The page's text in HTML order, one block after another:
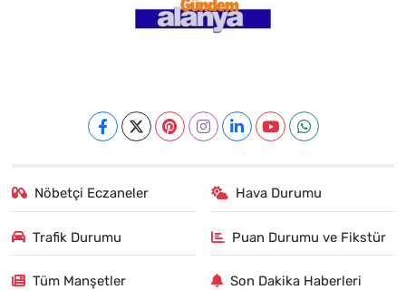
Nöbetçi Eczaneler Hava Durumu
Trafik Durumu Puan Durumu ve Fikstür
Tüm Manşetler Son Dakika Haberleri